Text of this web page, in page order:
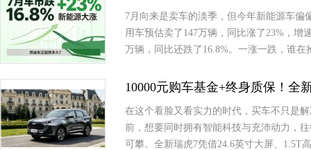
7月向来是卖车的淡季，但今年新能源车
用车预估卖了147万辆，同比涨了23%，增
万辆，同比还跌了16.8%。一涨一跌，谁
10000元购车基金+终身质保！全
在这个看脸又看实力的时代，买车不只是
前，想要同时拥有智能科技与充沛动力，
可攀。全新瑞虎7凭借24.6英寸大屏、1.5T